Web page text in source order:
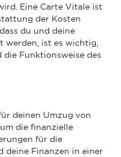
Eine Carte Vitale ist
der Kosten
du und deine
werden, ist es wichtig,
die Funktionsweise des
deinen Umzug von
die finanzielle
für die
deine Finanzen in einer